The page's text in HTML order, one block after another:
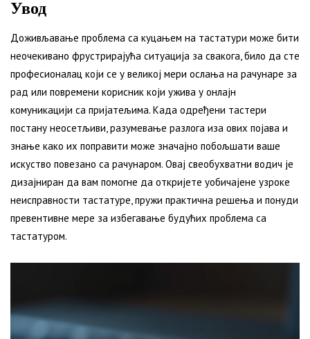
Увод
Доживљавање проблема са куцањем на тастатури може бити
неочекивано фрустрирајућа ситуација за свакога, било да сте
професионалац који се у великој мери ослања на рачунаре за
рад или повремени корисник који ужива у онлајн
комуникацији са пријатељима. Када одређени тастери
постану неосетљиви, разумевање разлога иза ових појава и
знање како их поправити може значајно побољшати ваше
искуство повезано са рачунаром. Овај свеобухватни водич је
дизајниран да вам помогне да откријете уобичајене узроке
неисправности тастатуре, пружи практична решења и понуди
превентивне мере за избегавање будућих проблема са
тастатуром.